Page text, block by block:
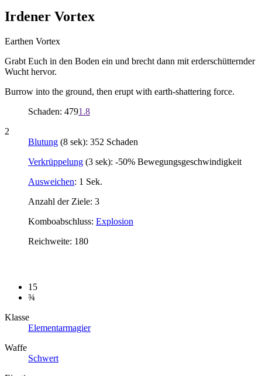
Irdener Vortex
Earthen Vortex
Grabt Euch in den Boden ein und brecht dann mit erderschütternder
Wucht hervor.
Burrow into the ground, then erupt with earth-shattering force.
Schaden: 4791.8
2
Blutung (8 sek): 352 Schaden
Verkrüppelung (3 sek): -50% Bewegungsgeschwindigkeit
Ausweichen: 1 Sek.
Anzahl der Ziele: 3
Komboabschluss: Explosion
Reichweite: 180
15
¾
Klasse
Elementarmagier
Waffe
Schwert